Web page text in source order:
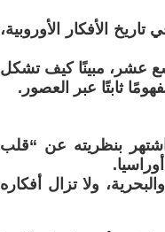
الأفكار الأوروبية،
عشر، مبينًا كيف تشكل
ثابتًا عبر العصور.
بنظريته عن “قلب
ولا تزال أفكاره